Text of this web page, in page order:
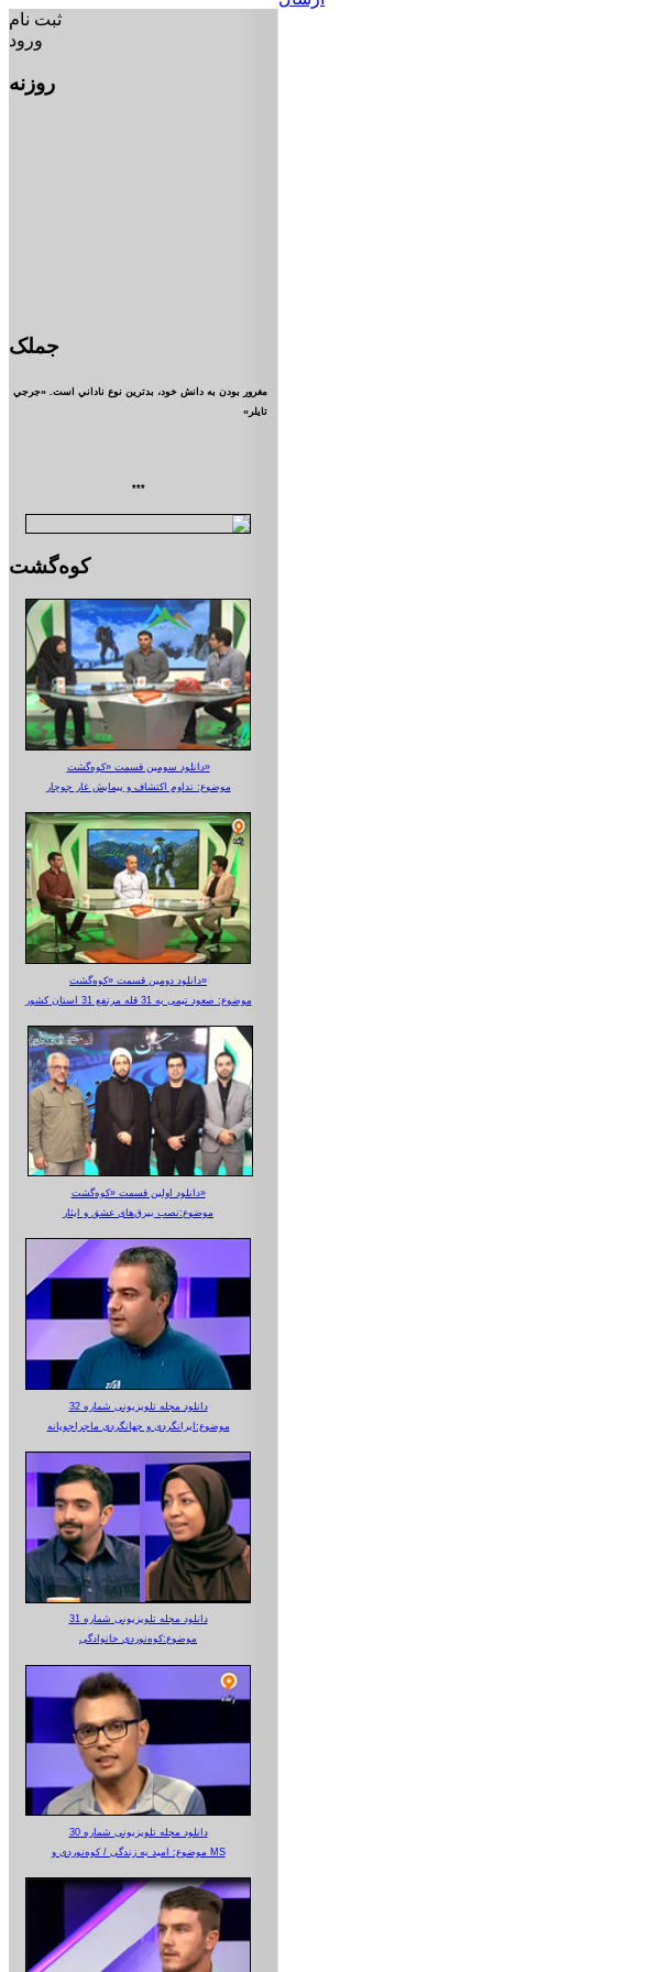
ثبت نام
ورود
روزنه
جملک
مغرور بودن به دانش خود، بدترين نوع ناداني است. «جرجي
تايلر»
***
کوه‌گشت
دانلود سومین قسمت «کوه‌گشت»
موضوع: تداوم اکتشاف و پیمایش غار جوجار
دانلود دومین قسمت «کوه‌گشت»
موضوع: صعود تیمی به 31 قله مرتفع 31 استان کشور
دانلود اولین قسمت «کوه‌گشت»
موضوع:نصب بیرق‌های عشق و ایثار
دانلود مجله تلویزیونی شماره 32
موضوع:ایرانگردی و جهانگردی ماجراجویانه
دانلود مجله تلویزیونی شماره 31
موضوع:کوه‌نوردی خانوادگی
دانلود مجله تلویزیونی شماره 30
موضوع: امید به زندگی / کوه‌نوردی و MS